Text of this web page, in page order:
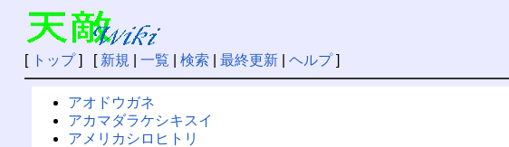
[ トップ] [ 新規 一覧 検索 最終更新| ヘルプ]
アオドウガネ
アカマダラケシキスイ
アメリカシロヒトリ